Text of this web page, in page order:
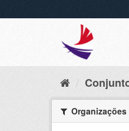
Organizações